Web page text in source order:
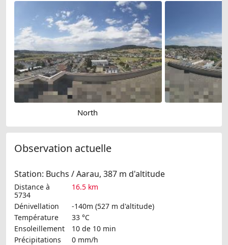
North
Observation actuelle
Station: Buchs / Aarau, 387 m d'altitude
Distance à
5734
16.5 km
Dénivellation
-140m (527 m d'altitude)
Température
33 °C
Ensoleillement
10 de 10 min
Précipitations
0 mm/h